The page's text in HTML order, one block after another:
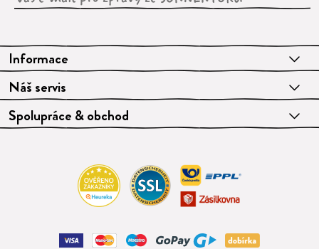
Informace
Náš servis
Spolupráce & obchod